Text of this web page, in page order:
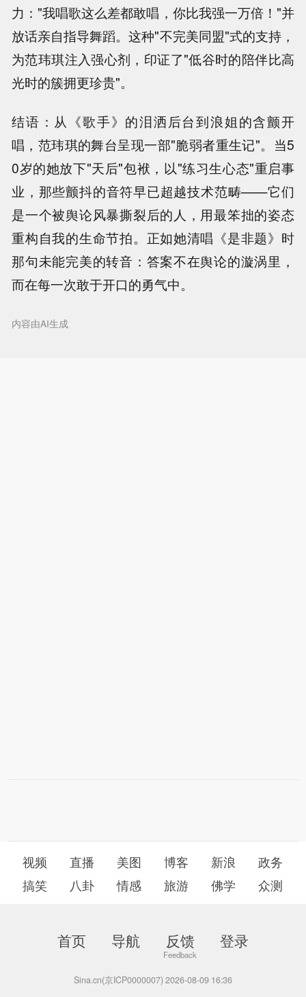
力："我唱歌这么差都敢唱，你比我强一万倍！"并
放话亲自指导舞蹈。这种"不完美同盟"式的支持，
为范玮琪注入强心剂，印证了"低谷时的陪伴比高
光时的簇拥更珍贵"。
结语：从《歌手》的泪洒后台到浪姐的含颤开
唱，范玮琪的舞台呈现一部"脆弱者重生记"。当5
0岁的她放下"天后"包袱，以"练习生心态"重启事
业，那些颤抖的音符早已超越技术范畴——它们
是一个被舆论风暴撕裂后的人，用最笨拙的姿态
重构自我的生命节拍。正如她清唱《是非题》时
那句未能完美的转音：答案不在舆论的漩涡里，
而在每一次敢于开口的勇气中。
内容由AI生成
视频 直播 美图 博客 新浪
政务
搞笑
八卦 情感 旅游 佛学 众测
首页 导航 反馈 登录
Sina.cn(京ICP0000007) 2026-08-09 16:36